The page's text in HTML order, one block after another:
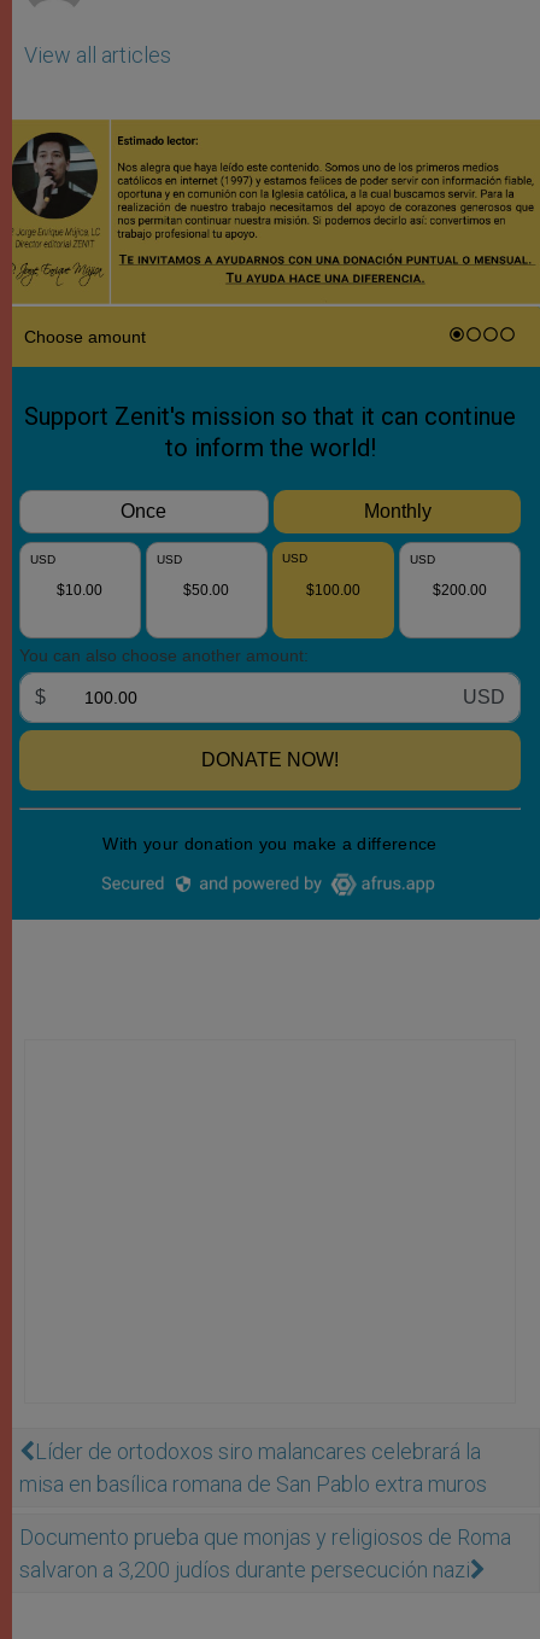
View all articles
Líder de ortodoxos siro malancares celebrará la
misa en basílica romana de San Pablo extra muros
Documento prueba que monjas y religiosos de Roma
salvaron a 3,200 judíos durante persecución nazi